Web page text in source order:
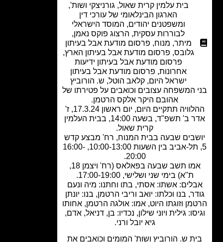
בית עלמין קרית שאול,גורניצקי ושות',
הארגון הבינלאומי של עורכי דין
ומשפטנים יהודים, המוסד הישראלי
לבוררות עסקית, הרצוג פוקס נאמן,
מיתר
מנוח,פרסום מודעת אבל בעיתון
פרסום מודעת אבל בעיתון הארץ,
פרסום מודעת אבל בעיתון ידיעות
אחרונות,פרסום מודעת אבל בעיתון
ישראל היום,קלאב הוטל,ש. הורוביץ
המשפחה עצובים וכואבים על פטירתו של
אהובם היקר אלקס הרטמן.
ההלוויה תתקיים היום, יום ראשון 17.3.24, ז'
אדר ב' תשפ"ד, בשעה 14:00, בבית העלמין
קרית שאול.
שבעה בבית המנוח, רח' מבצע קדש
5, תל-אביב בין השעות 10:00-13:00, 16:00-
אמו תשב שבעה בפאלאס (רח' ויצמן 18,
ת"א) בימי שני ושלישי, 17:00-19:00.
אשתו: אסתי, בתו וחתנו: מיה ונעם
בנו וכלתו: יואב וריבי הרטמן, בנו: יונתן
וזוגתו היוט, אמו: אולגה הרטמן, אחותו
גילית ויוני שילון, נכדיו: בן, דניאל, אדם,
גיא יובל ורני.
ש. הורוביץ ושות' המומים וכואבים את